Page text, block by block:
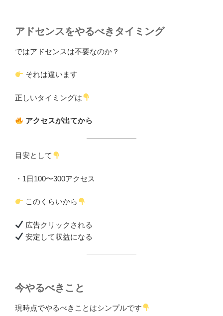
アドセンスをやるべきタイミング
ではアドセンスは不要なのか？
それは違います
正しいタイミングは
アクセスが出てから
目安として
・1日100〜300アクセス
このくらいから
広告クリックされる
安定して収益になる
今やるべきこと
現時点でやるべきことはシンプルです